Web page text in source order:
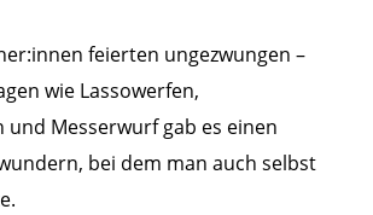
feierten ungezwungen –
wie Lassowerfen,
und Messerwurf gab es einen
bei dem man auch selbst